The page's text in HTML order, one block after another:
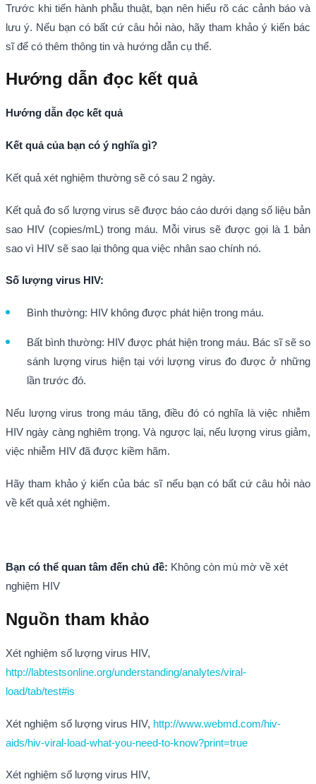
Trước khi tiến hành phẫu thuật, bạn nên hiểu rõ các cảnh báo và
lưu ý. Nếu bạn có bất cứ câu hỏi nào, hãy tham khảo ý kiến bác
sĩ để có thêm thông tin và hướng dẫn cụ thể.
Hướng dẫn đọc kết quả
Hướng dẫn đọc kết quả
Kết quả của bạn có ý nghĩa gì?
Kết quả xét nghiệm thường sẽ có sau 2 ngày.
Kết quả đo số lượng virus sẽ được báo cáo dưới dạng số liệu bản
sao HIV (copies/mL) trong máu. Mỗi virus sẽ được gọi là 1 bản
sao vì HIV sẽ sao lại thông qua việc nhân sao chính nó.
Số lượng virus HIV:
Bình thường: HIV không được phát hiện trong máu.
Bất bình thường: HIV được phát hiện trong máu. Bác sĩ sẽ so
sánh lượng virus hiện tại với lượng virus đo được ở những
lần trước đó.
Nếu lượng virus trong máu tăng, điều đó có nghĩa là việc nhiễm
HIV ngày càng nghiêm trọng. Và ngược lại, nếu lượng virus giảm,
việc nhiễm HIV đã được kiềm hãm.
Hãy tham khảo ý kiến của bác sĩ nếu bạn có bất cứ câu hỏi nào
về kết quả xét nghiệm.
Bạn có thể quan tâm đến chủ đề: Không còn mù mờ về xét
nghiệm HIV
Nguồn tham khảo
Xét nghiệm số lượng virus HIV,
http://labtestsonline.org/understanding/analytes/viral-
load/tab/test#is
Xét nghiệm số lượng virus HIV, http://www.webmd.com/hiv-
aids/hiv-viral-load-what-you-need-to-know?print=true
Xét nghiệm số lượng virus HIV,